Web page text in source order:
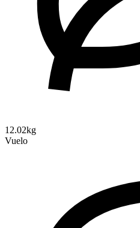
12.02kg
Vuelo